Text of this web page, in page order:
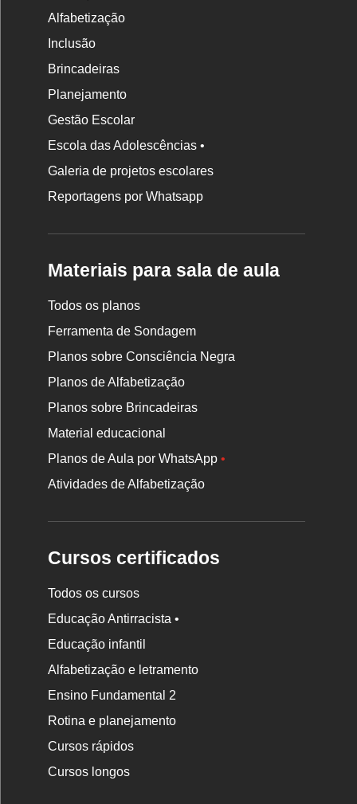
Alfabetização
Inclusão
Brincadeiras
Planejamento
Gestão Escolar
Escola das Adolescências •
Galeria de projetos escolares
Reportagens por Whatsapp
Materiais para sala de aula
Todos os planos
Ferramenta de Sondagem
Planos sobre Consciência Negra
Planos de Alfabetização
Planos sobre Brincadeiras
Material educacional
Planos de Aula por WhatsApp•
Atividades de Alfabetização
Cursos certificados
Todos os cursos
Educação Antirracista •
Educação infantil
Alfabetização e letramento
Ensino Fundamental 2
Rotina e planejamento
Cursos rápidos
Cursos longos